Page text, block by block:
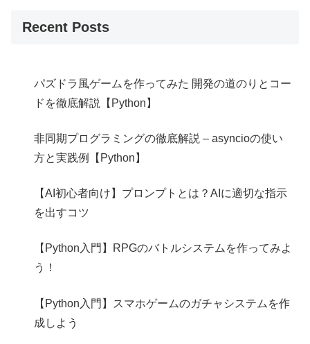
Recent Posts
パズドラ風ゲームを作ってみた 開発の道のりとコー
ドを徹底解説【Python】
非同期プログラミングの徹底解説 – asyncioの使い
方と実践例【Python】
【AI初心者向け】プロンプトとは？AIに適切な指示
を出すコツ
【Python入門】RPGのバトルシステムを作ってみよ
う！
【Python入門】スマホゲームのガチャシステムを作
成しよう